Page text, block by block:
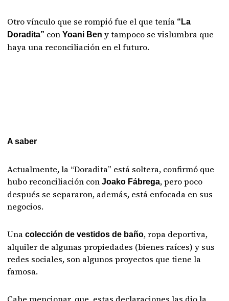
Otro vínculo que se rompió fue el que tenía “La
Doradita” conYoani Ben y tampoco se vislumbra que
haya una reconciliación en el futuro.
A saber
Actualmente, la “Doradita” está soltera, confirmó que
hubo reconciliación conJoako Fábrega, pero poco
después se separaron, además, está enfocada en sus
negocios.
Unacolección de vestidos de baño, ropa deportiva,
alquiler de algunas propiedades (bienes raíces) y sus
redes sociales, son algunos proyectos que tiene la
famosa.